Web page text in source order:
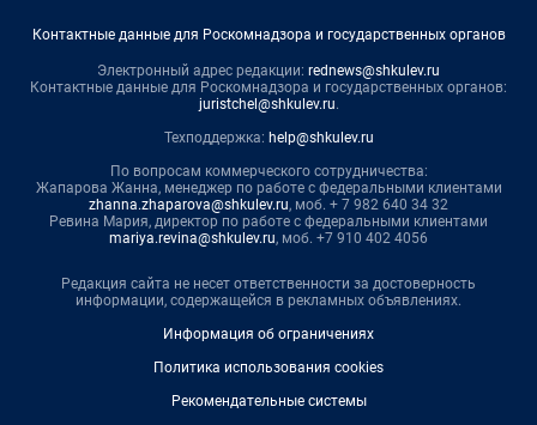
Контактные данные для Роскомнадзора и государственных органов
Электронный адрес редакции: rednews@shkulev.ru
Контактные данные для Роскомнадзора и государственных органов:
juristchel@shkulev.ru.
Техподдержка: help@shkulev.ru
По вопросам коммерческого сотрудничества:
Жапарова Жанна, менеджер по работе с федеральными клиентами
zhanna.zhaparova@shkulev.ru, моб. + 7 982 640 34 32
Ревина Мария, директор по работе с федеральными клиентами
mariya.revina@shkulev.ru, моб. +7 910 402 4056
Редакция сайта не несет ответственности за достоверность
информации, содержащейся в рекламных объявлениях.
Информация об ограничениях
Политика использования cookies
Рекомендательные системы